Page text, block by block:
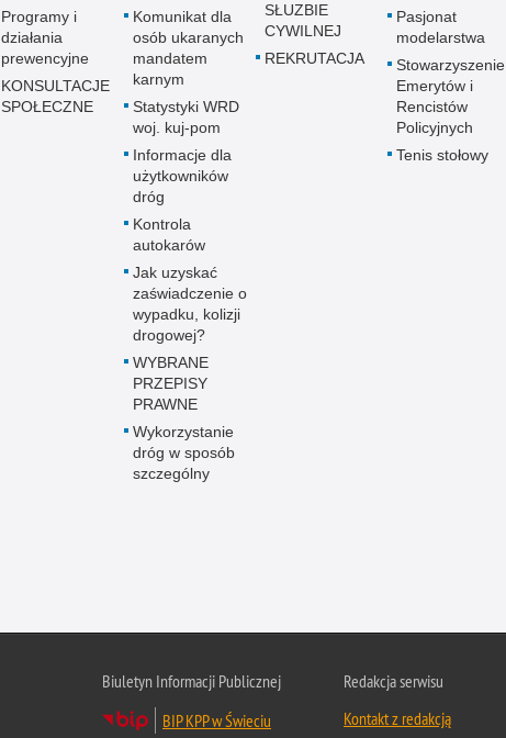
Programy i
działania
prewencyjne
KONSULTACJE
SPOŁECZNE
Komunikat dla
osób ukaranych
mandatem
karnym
Statystyki WRD
woj. kuj-pom
Informacje dla
użytkowników
dróg
Kontrola
autokarów
Jak uzyskać
zaświadczenie o
wypadku, kolizji
drogowej?
WYBRANE
PRZEPISY
PRAWNE
Wykorzystanie
dróg w sposób
szczególny
SŁUZBIE
CYWILNEJ
REKRUTACJA
Pasjonat
modelarstwa
Stowarzyszenie
Emerytów i
Rencistów
Policyjnych
Tenis stołowy
Biuletyn Informacji Publicznej
BIP KPP w Świeciu
Redakcja serwisu
Kontakt z redakcją